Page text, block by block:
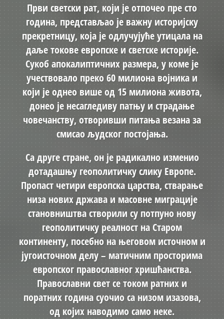
Први светски рат, који је отпочео пре сто
година, представљао је важну историјску
прекретницу, која је одлучујуће утицала на
даље токове европске и светске историје.
Сукоб апокалиптичних размера, у коме је
учествовало преко 60 милиона војника и
који је однео више од 15 милиона живота,
донео је несагледиву патњу и страдање
човечанству, отворивши питања везана за
смисао људског постојања.
Са друге стране, он је радикално изменио
дотадашњу геополитичку слику Европе.
Пропаст четири европска царства, стварање
низа нових држава и масовне миграције
становништва створили су потпуно нову
геополитичку реалност на Старом
континенту, посебно на његовом источном и
југоисточном делу – матичним просторима
европског православног хришћанства.
Православни свет се током ратних и
поратних година суочио са низом изазова,
од којих наводимо само неке.